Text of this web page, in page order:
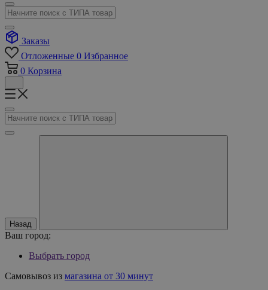
Заказы
Отложенные 0 Избранное
0 Корзина
Назад
Ваш город:
Выбрать город
Самовывоз из магазина от 30 минут